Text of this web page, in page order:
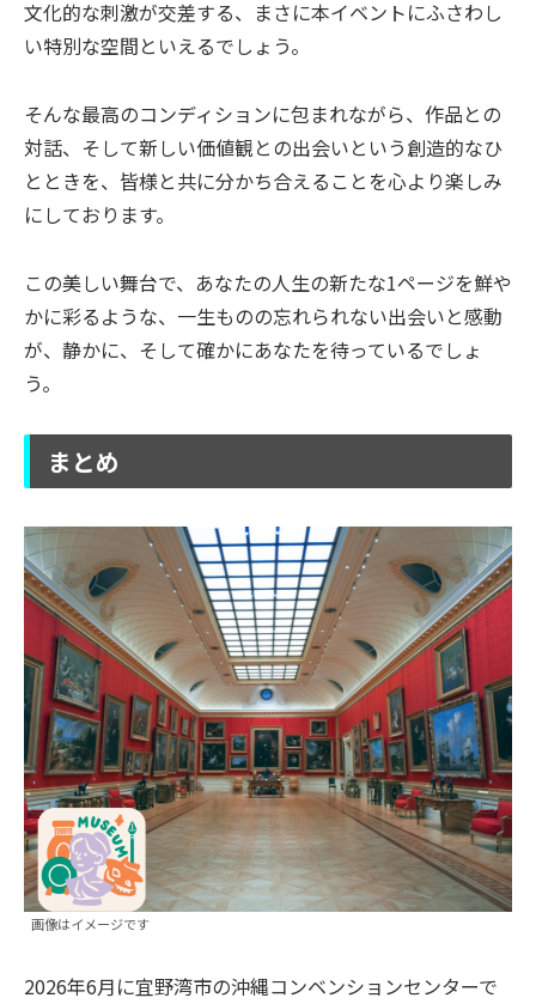
文化的な刺激が交差する、まさに本イベントにふさわし
い特別な空間といえるでしょう。
そんな最高のコンディションに包まれながら、作品との
対話、そして新しい価値観との出会いという創造的なひ
とときを、皆様と共に分かち合えることを心より楽しみ
にしております。
この美しい舞台で、あなたの人生の新たな1ページを鮮や
かに彩るような、一生ものの忘れられない出会いと感動
が、静かに、そして確かにあなたを待っているでしょ
う。
まとめ
画像はイメージです
2026年6月に宜野湾市の沖縄コンベンションセンターで